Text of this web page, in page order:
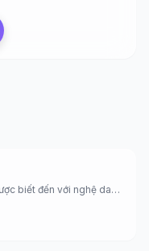
biết đến với nghệ danh